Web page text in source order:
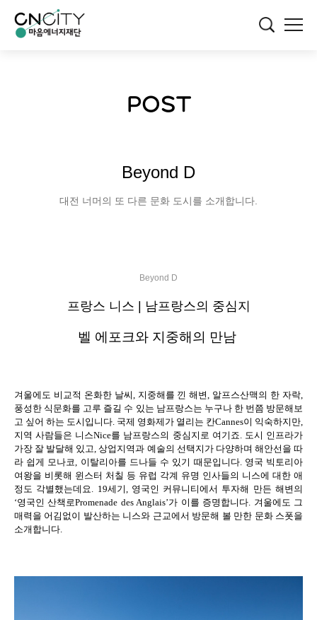
POST
Beyond D
대전 너머의 또 다른 문화 도시를 소개합니다.
Beyond D
프랑스 니스 | 남프랑스의 중심지
벨 에포크와 지중해의 만남
겨울에도 비교적 온화한 날씨, 지중해를 낀 해변, 알프스산맥의 한 자락,
풍성한 식문화를 고루 즐길 수 있는 남프랑스는 누구나 한 번쯤 방문해보
고 싶어 하는 도시입니다. 국제 영화제가 열리는 칸Cannes이 익숙하지만,
지역 사람들은 니스Nice를 남프랑스의 중심지로 여기죠. 도시 인프라가
가장 잘 발달해 있고,상업지역과 예술의 선택지가 다양하며 해안선을 따
라 쉽게 모나코, 이탈리아를 드나들 수 있기 때문입니다. 영국 빅토리아
여왕을 비롯해 윈스터 처칠 등 유럽 각계 유명 인사들의 니스에 대한 애
정도 각별했는데요. 19세기, 영국인 커뮤니티에서 투자해 만든 해변의
‘영국인 산책로Promenade des Anglais’가 이를 증명합니다. 겨울에도 그
매력을 어김없이 발산하는 니스와 근교에서 방문해 볼 만한 문화 스폿을
소개합니다.